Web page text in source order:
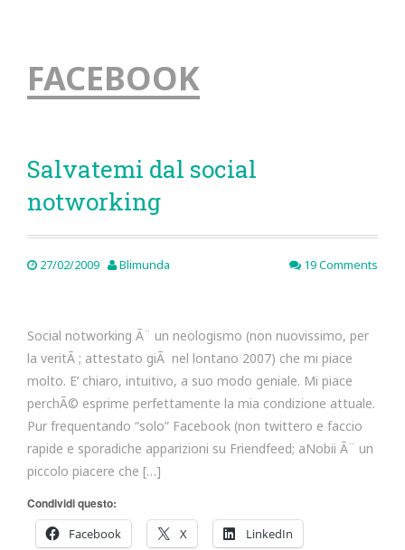
FACEBOOK
Salvatemi dal social
notworking
27/02/2009 Blimunda 19 Comments
Social notworking Ã¨ un neologismo (non nuovissimo, per
la veritÃ ; attestato giÃ nel lontano 2007) che mi piace
molto. E’ chiaro, intuitivo, a suo modo geniale. Mi piace
perchÃ© esprime perfettamente la mia condizione attuale.
Pur frequentando “solo” Facebook (non twittero e faccio
rapide e sporadiche apparizioni su Friendfeed; aNobii Ã¨ un
piccolo piacere che […]
Condividi questo:
Facebook
X LinkedIn